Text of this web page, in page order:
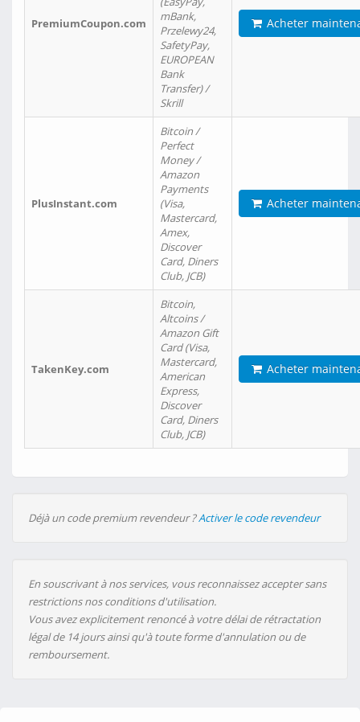
PremiumCoupon.com
mBank,
Przelewy24,
SafetyPay,
EUROPEAN
Bank
Transfer) /
Skrill
Acheter
PlusInstant.com
Bitcoin /
Perfect
Money /
Amazon
Payments
(Visa,
Mastercard,
Amex,
Discover
Card, Diners
Club, JCB)
Acheter
TakenKey.com
Bitcoin,
Altcoins /
Amazon Gift
Card (Visa,
Mastercard,
American
Express,
Discover
Card, Diners
Club, JCB)
Acheter
Déjà un code premium revendeur ?Activer le code revendeur
En souscrivant à nos services, vous reconnaissez accepter sans
restrictions nos conditions d'utilisation.
Vous avez explicitement renoncé à votre délai de rétractation
légal de 14 jours ainsi qu'à toute forme d'annulation ou de
remboursement.